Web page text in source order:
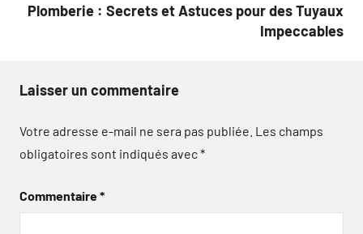
Plomberie : Secrets et Astuces pour des Tuyaux
Impeccables
Laisser un commentaire
Votre adresse e-mail ne sera pas publiée. Les champs
obligatoires sont indiqués avec*
Commentaire*